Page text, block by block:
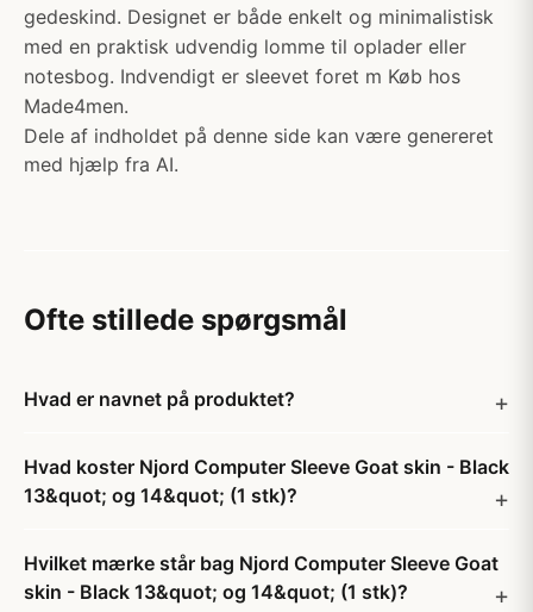
gedeskind. Designet er både enkelt og minimalistisk
med en praktisk udvendig lomme til oplader eller
notesbog. Indvendigt er sleevet foret m Køb hos
Made4men.
Dele af indholdet på denne side kan være genereret
med hjælp fra AI.
Ofte stillede spørgsmål
Hvad er navnet på produktet?
Hvad koster Njord Computer Sleeve Goat skin - Black
13&quot; og 14&quot; (1 stk)?
Hvilket mærke står bag Njord Computer Sleeve Goat
skin - Black 13&quot; og 14&quot; (1 stk)?